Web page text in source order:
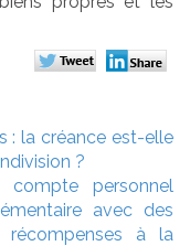
: la créance est-elle
?
personnel
avec des
à la